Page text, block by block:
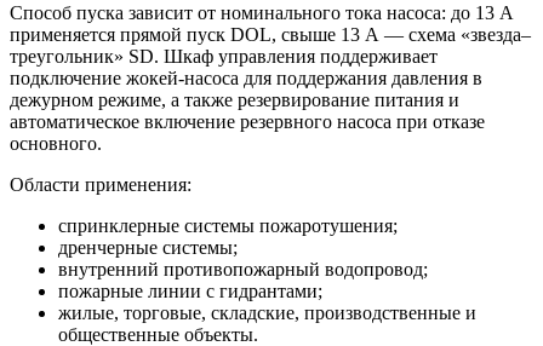
Способ пуска зависит от номинального тока насоса: до 13 А
применяется прямой пуск DOL, свыше 13 А — схема «звезда–
треугольник» SD. Шкаф управления поддерживает
подключение жокей-насоса для поддержания давления в
дежурном режиме, а также резервирование питания и
автоматическое включение резервного насоса при отказе
основного.
Области применения:
спринклерные системы пожаротушения;
дренчерные системы;
внутренний противопожарный водопровод;
пожарные линии с гидрантами;
жилые, торговые, складские, производственные и
общественные объекты.